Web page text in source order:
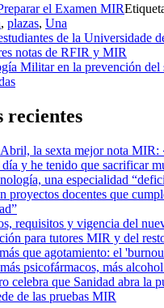
el Examen MIR
, plazas, Una
de la Universidade
notas de RFIR y MIR
Militar en la prevención del
recientes
la sexta mejor nota MIR:
y he tenido que sacrificar
una especialidad
proyectos docentes que
requisitos y vigencia del
para tutores MIR y del
que agotamiento: el
psicofármacos, más
celebra que Sanidad abra la
de las pruebas MIR